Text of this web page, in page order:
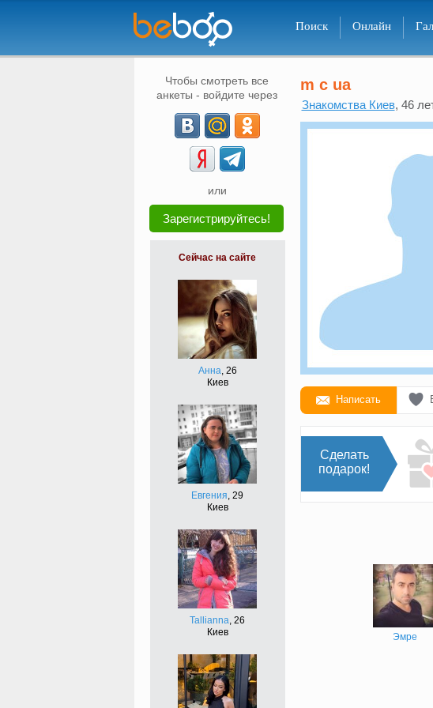
Поиск Онлайн
Чтобы смотреть все
анкеты - войдите через
или
Зарегистрируйтесь!
Сейчас на сайте
Анна, 26
Киев
Евгения, 29
Киев
Tallianna, 26
Киев
m c ua
Знакомства Киев, 46
Написать
Сделать
подарок!
Эмре